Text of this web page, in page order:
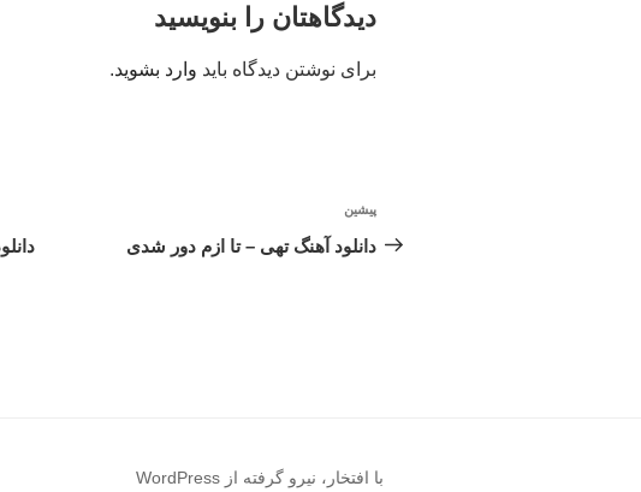
دیدگاهتان را بنویسید
برای نوشتن دیدگاه باید وارد بشوید.
راهبری
نوشته
نوشته
قبلی
پیشین
دانلود آهنگ تهی – تا ازم دور شدی
با افتخار، نیرو گرفته از WordPress